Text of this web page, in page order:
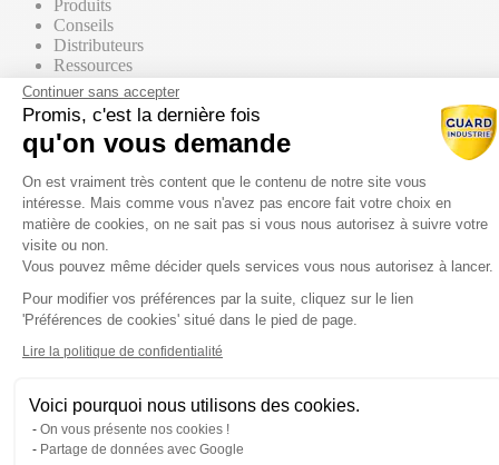
Produits
Conseils
Distributeurs
Ressources
Contact commercial
Nos Produits
Tous les produits
Par supports
Mur / Façade
Toiture
Par gammes
Continuer sans accepter
Promis, c'est la dernière fois
qu'on vous demande
Plateforme de Gestion du
On est vraiment très content que le contenu de notre site vous
intéresse. Mais comme vous n'avez pas encore fait votre choix en
matière de cookies, on ne sait pas si vous nous autorisez à suivre votre
visite ou non.
Vous pouvez même décider quels services vous nous autorisez à lancer.
Pour modifier vos préférences par la suite, cliquez sur le lien
'Préférences de cookies' situé dans le pied de page.
Lire la politique de confidentialité
Voici pourquoi nous utilisons des cookies.
On vous présente nos cookies !
Partage de données avec Google
Axeptio consent